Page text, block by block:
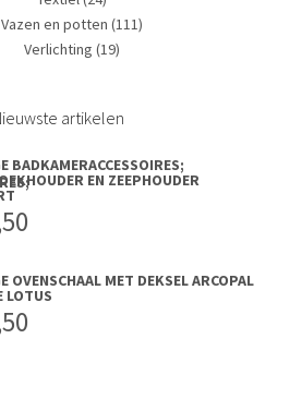
Vazen en potten (111)
Verlichting (19)
artikelen
BADKAMERACCESSOIRES;
EN ZEEPHOUDER
OVENSCHAAL MET DEKSEL ARCOPAL
LOTUS